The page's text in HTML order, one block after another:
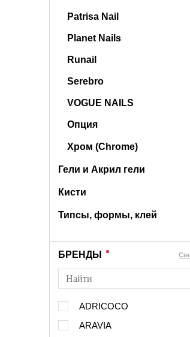
Patrisa Nail
Planet Nails
Runail
Serebro
VOGUE NAILS
Опция
Хром (Chrome)
Гели и Акрил гели
Кисти
Типсы, формы, клей
БРЕНДЫ
ADRICOCO
ARAVIA